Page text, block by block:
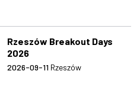
Rzeszów Breakout Days
2026
2026-09-11 Rzeszów